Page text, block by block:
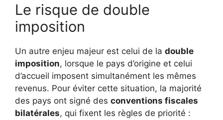
Le risque de double
imposition
Un autre enjeu majeur est celui de la double
imposition, lorsque le pays d’origine et celui
d’accueil imposent simultanément les mêmes
revenus. Pour éviter cette situation, la majorité
des pays ont signé des conventions fiscales
bilatérales, qui fixent les règles de priorité :